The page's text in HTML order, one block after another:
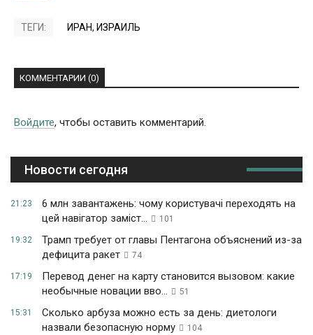
ТЕГИ: ИРАН, ИЗРАИЛЬ
КОММЕНТАРИИ (0)
Войдите, чтобы оставить комментарий.
Новости сегодня
21:23
6 млн завантажень: чому користувачі переходять на
цей навігатор заміст...
101
19:32
Трамп требует от главы Пентагона объяснений из-за
дефицита ракет
74
17:19
Перевод денег на карту становится вызовом: какие
необычные новации вво...
51
15:31
Сколько арбуза можно есть за день: диетологи
назвали безопасную норму
104